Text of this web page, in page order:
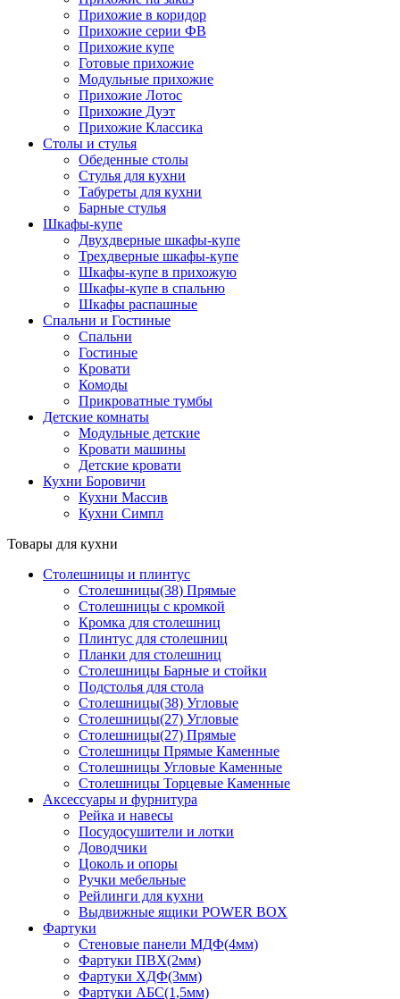
Прихожие в коридор
Прихожие серии ФВ
Прихожие купе
Готовые прихожие
Модульные прихожие
Прихожие Лотос
Прихожие Дуэт
Прихожие Классика
Столы и стулья
Обеденные столы
Стулья для кухни
Табуреты для кухни
Барные стулья
Шкафы-купе
Двухдверные шкафы-купе
Трехдверные шкафы-купе
Шкафы-купе в прихожую
Шкафы-купе в спальню
Шкафы распашные
Спальни и Гостиные
Спальни
Гостиные
Кровати
Комоды
Прикроватные тумбы
Детские комнаты
Модульные детские
Кровати машины
Детские кровати
Кухни Боровичи
Кухни Массив
Кухни Симпл
Товары для кухни
Столешницы и плинтус
Столешницы(38) Прямые
Столешницы с кромкой
Кромка для столешниц
Плинтус для столешниц
Планки для столешниц
Столешницы Барные и стойки
Подстолья для стола
Столешницы(38) Угловые
Столешницы(27) Угловые
Столешницы(27) Прямые
Столешницы Прямые Каменные
Столешницы Угловые Каменные
Столешницы Торцевые Каменные
Аксессуары и фурнитура
Рейка и навесы
Посудосушители и лотки
Доводчики
Цоколь и опоры
Ручки мебельные
Рейлинги для кухни
Выдвижные ящики POWER BOX
Фартуки
Стеновые панели МДФ(4мм)
Фартуки ПВХ(2мм)
Фартуки ХДФ(3мм)
Фартуки АБС(1,5мм)